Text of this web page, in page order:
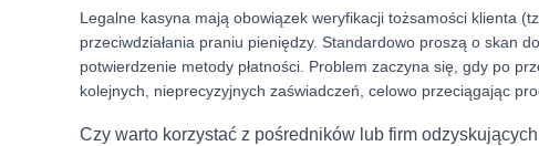
Legalne kasyna mają obowiązek weryfikacji tożsamości klienta
przeciwdziałania praniu pieniędzy. Standardowo proszą o skan
potwierdzenie metody płatności. Problem zaczyna się, gdy po
kolejnych, nieprecyzyjnych zaświadczeń, celowo przeciągając
Czy warto korzystać z pośredników lub firm